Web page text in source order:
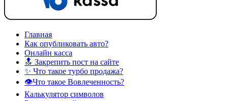
Главная
Как опубликовать авто?
Онлайн касса
🔝 Закрепить пост на сайте
✨ Что такое турбо продажа?
👁️Что такое Вовлеченность?
Калькулятор символов